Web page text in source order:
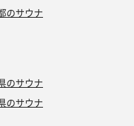
のサウナ
のサウナ
のサウナ